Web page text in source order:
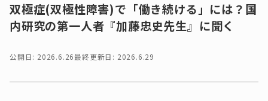
双極症(双極性障害)で「働き続ける」には？国
内研究の第一人者『加藤忠史先生』に聞く
公開日: 2026.6.26最終更新日: 2026.6.29